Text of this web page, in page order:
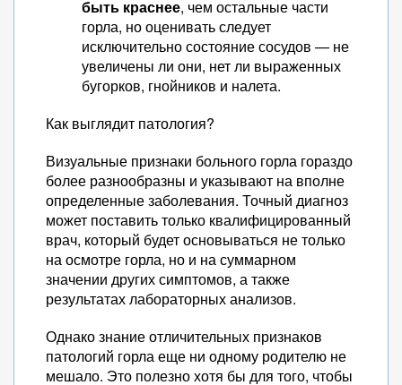
быть краснее, чем остальные части
горла, но оценивать следует
исключительно состояние сосудов — не
увеличены ли они, нет ли выраженных
бугорков, гнойников и налета.
Как выглядит патология?
Визуальные признаки больного горла гораздо
более разнообразны и указывают на вполне
определенные заболевания. Точный диагноз
может поставить только квалифицированный
врач, который будет основываться не только
на осмотре горла, но и на суммарном
значении других симптомов, а также
результатах лабораторных анализов.
Однако знание отличительных признаков
патологий горла еще ни одному родителю не
мешало. Это полезно хотя бы для того, чтобы